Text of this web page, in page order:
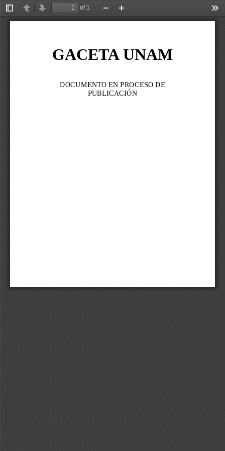
Toggle
Sidebar
PreviousNext
of 1
Zoom
Out
In
GACETA UNAM
DOCUMENTO EN PROCESO DE
PUBLICACIÓN